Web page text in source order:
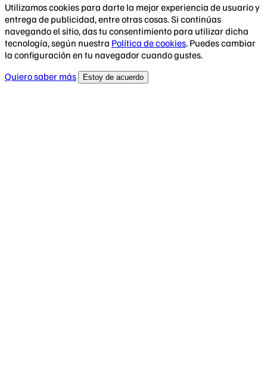
Utilizamos cookies para darte la mejor experiencia de usuario y
entrega de publicidad, entre otras cosas. Si continúas
navegando el sitio, das tu consentimiento para utilizar dicha
tecnología, según nuestra Política de cookies. Puedes cambiar
la configuración en tu navegador cuando gustes.
Quiero saber más
Estoy de acuerdo